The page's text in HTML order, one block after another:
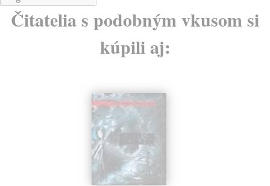
Čitatelia s podobným vkusom si
kúpili aj: